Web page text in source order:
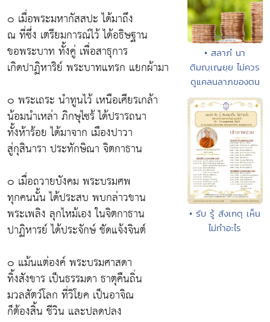
๐ เมื่อพระมหากัสสปะ ได้มาถึง
ณ ที่ซึ่ง เตรียมการณ์ไว้ ได้อธิษฐาน
ขอพระบาท ทั้งคู่ เพื่อสาธุการ
เกิดปาฏิหาริย์ พระบาทแทรก แยกผ้ามา
๐ พระเถระ นำทูนไว้ เหนือเศียรเกล้า
น้อมนำเหล่า ภิกษุไซร้ ได้ปรารถนา
ทั้งห้าร้อย ได้มาจาก เมืองปาวา
สู่กุสินารา ประทักษิณา จิตกาธาน
๐ เมื่อถวายบังคม พระบรมศพ
ทุกคนนั้น ได้ประสบ พบกล่าวขาน
พระเพลิง ลุกไหม้เอง ในจิตกาธาน
ปาฏิหารย์ ได้ประจักษ์ ชัดแจ้งจินต์
๐ แม้นแต่องค์ พระบรมศาสดา
ทิ้งสังขาร เป็นธรรมดา ธาตุคืนถิ่น
มวลสัตว์โลก ที่วิโยค เป็นอาจิณ
ก็ต้องสิ้น ชีวิน และปลดปลง
• สลาภํ นา
ติมญฺเญยฺย ไม่ควร
ดูแคลนลาภของตน
• รับ รู้ สังเกตุ เห็น
ไม่ทำอะไร